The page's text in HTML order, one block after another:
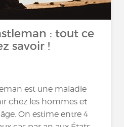
: tout ce
savoir !
est une maladie
chez les hommes et
On estime entre 4